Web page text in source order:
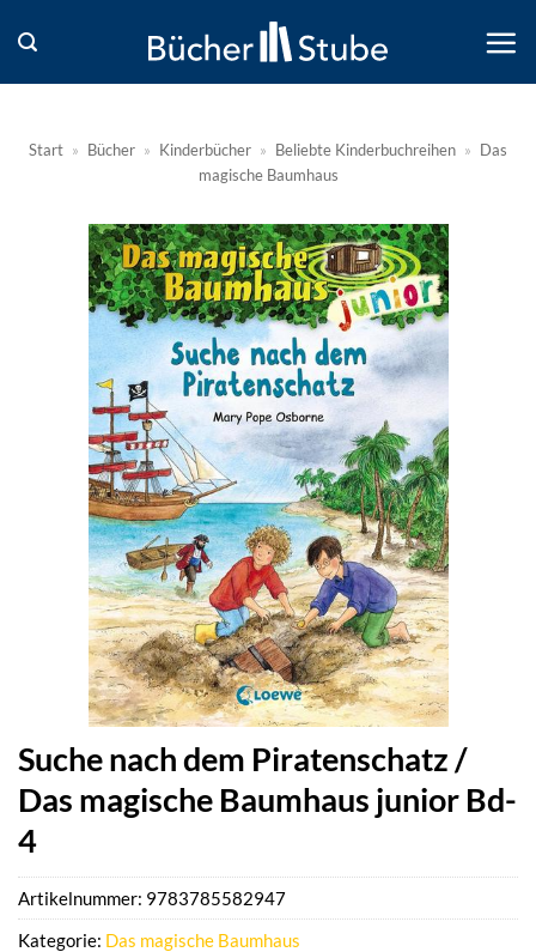
Inhalt
springen
Start » Bücher » Kinderbücher » Beliebte Kinderbuchreihen » Das
magische Baumhaus
Suche nach dem Piratenschatz /
Das magische Baumhaus junior Bd-
4
Artikelnummer: 9783785582947
Kategorie: Das magische Baumhaus